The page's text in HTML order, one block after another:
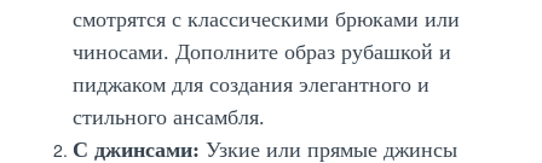
смотрятся с классическими брюками или
чиносами. Дополните образ рубашкой и
пиджаком для создания элегантного и
стильного ансамбля.
С джинсами: Узкие или прямые джинсы